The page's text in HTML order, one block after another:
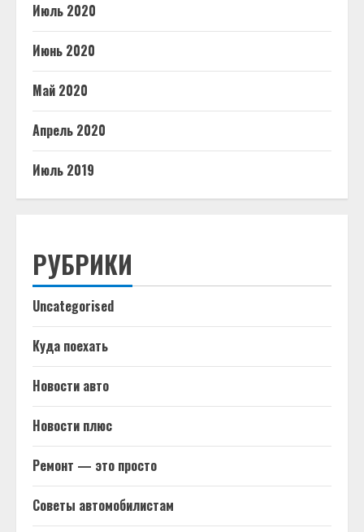
Июль 2020
Июнь 2020
Май 2020
Апрель 2020
Июль 2019
РУБРИКИ
Uncategorised
Куда поехать
Новости авто
Новости плюс
Ремонт — это просто
Советы автомобилистам